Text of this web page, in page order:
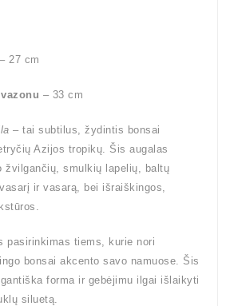
– 27 cm
– 33 cm
– tai subtilus, žydintis bonsai
Azijos tropikų. Šis augalas
žvilgančių, smulkių lapelių, baltų
ir vasarą, bei išraiškingos,
pasirinkimas tiems, kurie nori
bonsai akcento savo namuose. Šis
forma ir gebėjimu ilgai išlaikyti
siluetą.